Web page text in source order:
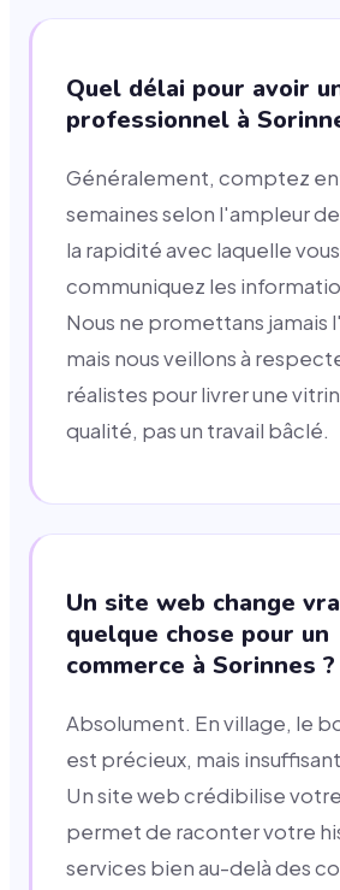
Quel délai pour avoir
professionnel à
Généralement, comptez
semaines selon l'ampleur
la rapidité avec laquelle
communiquez les
Nous ne promettans jamais
mais nous veillons à
réalistes pour livrer une
qualité, pas un travail bâclé.
Un site web change
quelque chose pour un
commerce à Sorinnes ?
Absolument. En village, le
est précieux, mais
Un site web crédibilise
permet de raconter votre
services bien au-delà des